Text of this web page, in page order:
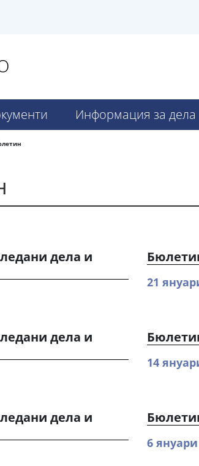
Информация за дела
дела и
21
дела и
14
дела и
6 януари